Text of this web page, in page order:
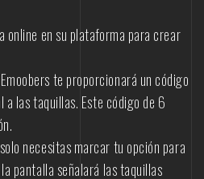
online en su plataforma para crear
te proporcionará un código
a las taquillas. Este código de 6
necesitas marcar tu opción para
pantalla señalará las taquillas